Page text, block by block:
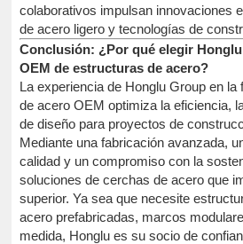
colaborativos impulsan innovaciones
de acero ligero y tecnologías de
Conclusión: ¿Por qué elegir
OEM de estructuras de acero?
La experiencia de Honglu Group en
de acero OEM optimiza la eficiencia,
de diseño para proyectos de
Mediante una fabricación avanzada,
calidad y un compromiso con la
soluciones de cerchas de acero que
superior. Ya sea que necesite
acero prefabricadas, marcos
medida, Honglu es su socio de